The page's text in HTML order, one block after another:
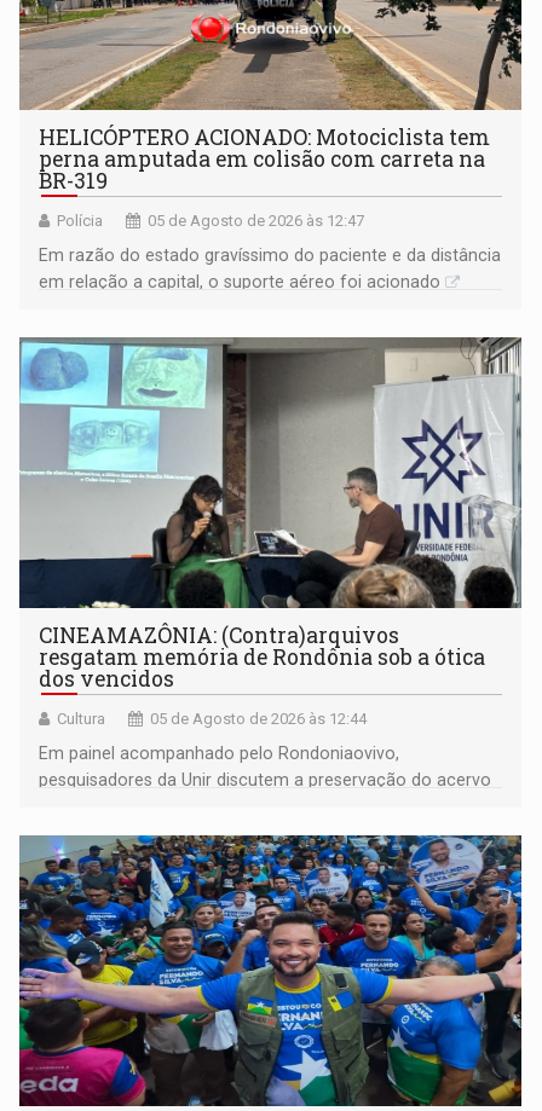
HELICÓPTERO ACIONADO: Motociclista tem
perna amputada em colisão com carreta na
BR-319
Polícia 05 de Agosto de 2026 às 12:47
Em razão do estado gravíssimo do paciente e da distância
em relação a capital, o suporte aéreo foi acionado
CINEAMAZÔNIA: (Contra)arquivos
resgatam memória de Rondônia sob a ótica
dos vencidos
Cultura 05 de Agosto de 2026 às 12:44
Em painel acompanhado pelo Rondoniaovivo,
pesquisadores da Unir discutem a preservação do acervo
memória como bússola para o futuro